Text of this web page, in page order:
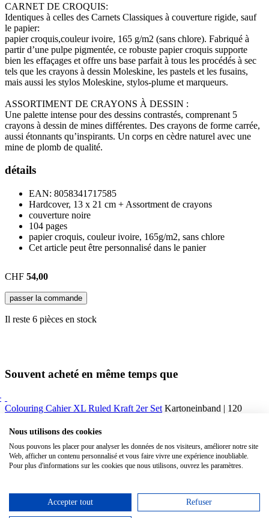
CARNET DE CROQUIS:
Identiques à celles des Carnets Classiques à couverture rigide, sauf
le papier:
papier croquis,couleur ivoire, 165 g/m2 (sans chlore). Fabriqué à
partir d’une pulpe pigmentée, ce robuste papier croquis supporte
bien les effaçages et offre uns base parfait à tous les procédés à sec
tels que les crayons à dessin Moleskine, les pastels et les fusains,
mais aussi les stylos Moleskine, stylos-plume et marqueurs.
ASSORTIMENT DE CRAYONS À DESSIN :
Une palette intense pour des dessins contrastés, comprenant 5
crayons à dessin de mines différentes. Des crayons de forme carrée,
aussi étonnants qu’inspirants. Un corps en cèdre naturel avec une
mine de plomb de qualité.
détails
EAN: 8058341717585
Hardcover, 13 x 21 cm + Assortment de crayons
couverture noire
104 pages
papier croquis, couleur ivoire, 165g/m2, sans chlore
Cet article peut être personnalisé dans le panier
CHF 54,00
passer la commande
Il reste 6 pièces en stock
Souvent acheté en même temps que
Colouring Cahier XL Ruled Kraft 2er Set Kartoneinband | 120
SetHardcover, 13 x 21 cm + Stifte Set | 104 pages
Eraser and Sharpener Set
Nous utilisons des cookies
Nous pouvons les placer pour analyser les données de nos visiteurs, améliorer notre site
Web, afficher un contenu personnalisé et vous faire vivre une expérience inoubliable.
Pour plus d'informations sur les cookies que nous utilisons, ouvrez les paramètres.
Accepter tout Refuser